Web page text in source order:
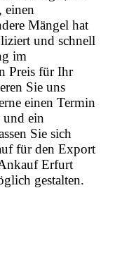
einen
Mängel hat
und schnell
im
Preis für Ihr
Sie uns
einen Termin
und ein
Sie sich
für den Export
Erfurt
gestalten.